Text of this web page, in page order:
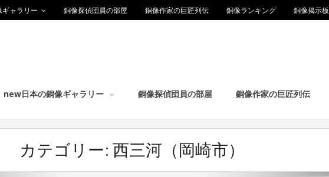
ャラリー 銅像探偵団員の部屋 銅像作家の巨匠列伝 銅像ランキング 銅像掲示板
new日本の銅像ギャラリー 銅像探偵団員の部屋 銅像作家の巨匠列伝
カテゴリー: 西三河（岡崎市）